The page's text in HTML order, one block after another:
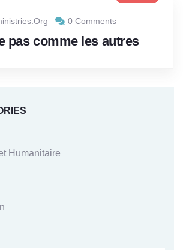
0 Comments
pas comme les autres
Humanitaire